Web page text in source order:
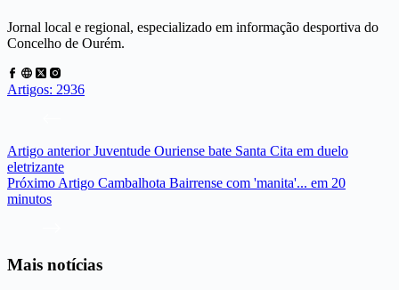
Jornal local e regional, especializado em informação desportiva do
Concelho de Ourém.
Artigos: 2936
Artigo anteriorJuventude Ouriense bate Santa Cita em duelo
eletrizante
Próximo Artigo Cambalhota Bairrense com 'manita'... em 20
minutos
Mais notícias